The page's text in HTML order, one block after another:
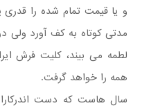
و یا قیمت تمام شده را قدری
مدتی کوتاه به کف آورد ولی
لطمه می بیند، کلیت فرش
همه را خواهد گرفت.
سال هاست که دست